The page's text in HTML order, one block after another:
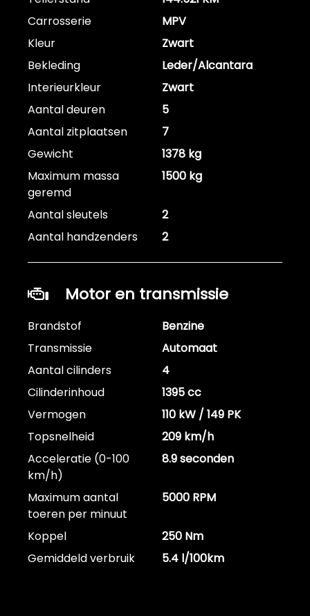
Carrosserie
MPV
Kleur
Zwart
Bekleding
Leder/Alcantara
Interieurkleur
Zwart
Aantal deuren
5
Aantal zitplaatsen
7
Gewicht
1378 kg
Maximum massa
geremd
1500 kg
Aantal sleutels
2
Aantal handzenders
2
Motor en transmissie
Brandstof
Benzine
Transmissie
Automaat
Aantal cilinders
4
Cilinderinhoud
1395 cc
Vermogen
110 kW / 149 PK
Topsnelheid
209 km/h
Acceleratie (0-100
km/h)
8.9 seconden
Maximum aantal
toeren per minuut
5000 RPM
Koppel
250 Nm
Gemiddeld verbruik
5.4 l/100km